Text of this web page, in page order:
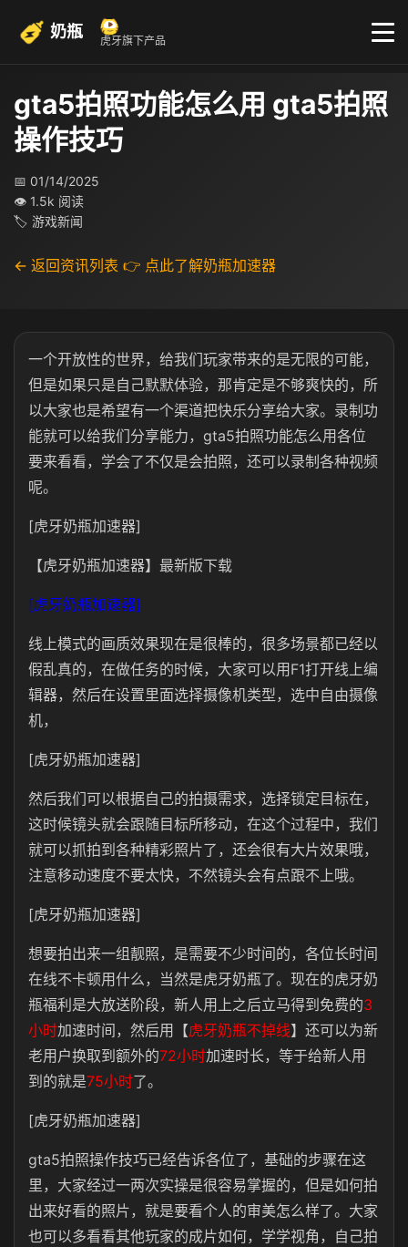
奶瓶 虎牙旗下产品
gta5拍照功能怎么用 gta5拍照
操作技巧
📅 01/14/2025
👁 1.5k 阅读
🏷 游戏新闻
← 返回资讯列表 👉 点此了解奶瓶加速器
一个开放性的世界，给我们玩家带来的是无限的可能，
但是如果只是自己默默体验，那肯定是不够爽快的，所
以大家也是希望有一个渠道把快乐分享给大家。录制功
能就可以给我们分享能力，gta5拍照功能怎么用各位
要来看看，学会了不仅是会拍照，还可以录制各种视频
呢。
[虎牙奶瓶加速器]
【虎牙奶瓶加速器】最新版下载
[虎牙奶瓶加速器]
线上模式的画质效果现在是很棒的，很多场景都已经以
假乱真的，在做任务的时候，大家可以用F1打开线上编
辑器，然后在设置里面选择摄像机类型，选中自由摄像
机，
[虎牙奶瓶加速器]
然后我们可以根据自己的拍摄需求，选择锁定目标在，
这时候镜头就会跟随目标所移动，在这个过程中，我们
就可以抓拍到各种精彩照片了，还会很有大片效果哦，
注意移动速度不要太快，不然镜头会有点跟不上哦。
[虎牙奶瓶加速器]
想要拍出来一组靓照，是需要不少时间的，各位长时间
在线不卡顿用什么，当然是虎牙奶瓶了。现在的虎牙奶
瓶福利是大放送阶段，新人用上之后立马得到免费的3
小时加速时间，然后用【虎牙奶瓶不掉线】还可以为新
老用户换取到额外的72小时加速时长，等于给新人用
到的就是75小时了。
[虎牙奶瓶加速器]
gta5拍照操作技巧已经告诉各位了，基础的步骤在这
里，大家经过一两次实操是很容易掌握的，但是如何拍
出来好看的照片，就是要看个人的审美怎么样了。大家
也可以多看看其他玩家的成片如何，学学视角，自己拍